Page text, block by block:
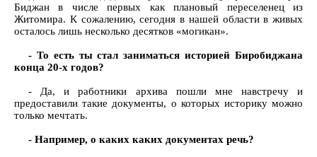
Биджан в числе первых как плановый переселенец из
Житомира. К сожалению, сегодня в нашей области в живых
осталось лишь несколько десятков «могикан».
- То есть ты стал заниматься историей Биробиджана
конца 20-х годов?
- Да, и работники архива пошли мне навстречу и
предоставили такие документы, о которых историку можно
только мечтать.
- Например, о каких каких документах речь?